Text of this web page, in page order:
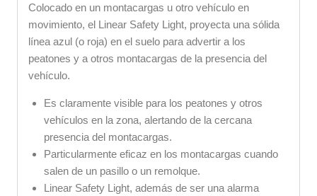
Colocado en un montacargas u otro vehículo en
movimiento, el Linear Safety Light, proyecta una sólida
línea azul (o roja) en el suelo para advertir a los
peatones y a otros montacargas de la presencia del
vehículo.
Es claramente visible para los peatones y otros
vehículos en la zona, alertando de la cercana
presencia del montacargas.
Particularmente eficaz en los montacargas cuando
salen de un pasillo o un remolque.
Linear Safety Light, además de ser una alarma